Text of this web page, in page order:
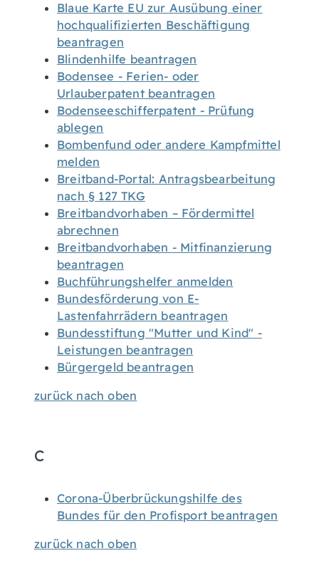
Blaue Karte EU zur Ausübung einer
hochqualifizierten Beschäftigung
beantragen
Blindenhilfe beantragen
Bodensee - Ferien- oder
Urlauberpatent beantragen
Bodenseeschifferpatent - Prüfung
ablegen
Bombenfund oder andere Kampfmittel
melden
Breitband-Portal: Antragsbearbeitung
nach § 127 TKG
Breitbandvorhaben – Fördermittel
abrechnen
Breitbandvorhaben - Mitfinanzierung
beantragen
Buchführungshelfer anmelden
Bundesförderung von E-
Lastenfahrrädern beantragen
Bundesstiftung "Mutter und Kind" -
Leistungen beantragen
Bürgergeld beantragen
zurück nach oben
C
Corona-Überbrückungshilfe des
Bundes für den Profisport beantragen
zurück nach oben